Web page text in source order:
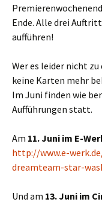
Ende. Alle drei
aufführen!
Wer es leider nicht
keine Karten mehr
Im Juni finden wie
Aufführungen statt.
Am 11. Juni im E-
http://www.e-
dreamteam-star-
Und am 13. Juni im